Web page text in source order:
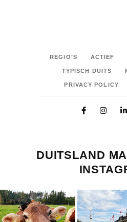
REGIO’S ACTIEF
TYPISCH DUITS
PRIVACY POLICY
DUITSLAND